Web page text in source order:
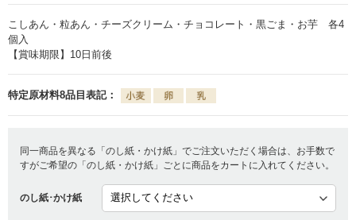
こしあん・粒あん・チーズクリーム・チョコレート・黒ごま・お芋 各4
個入
【賞味期限】10日前後
特定原材料8品目表記：
同一商品を異なる「のし紙・かけ紙」でご注文いただく場合は、お手数で
すがご希望の「のし紙・かけ紙」ごとに商品をカートに入れてください。
のし紙･かけ紙